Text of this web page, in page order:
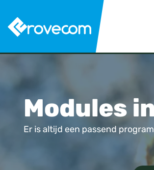
Modules
Er is altijd een passend